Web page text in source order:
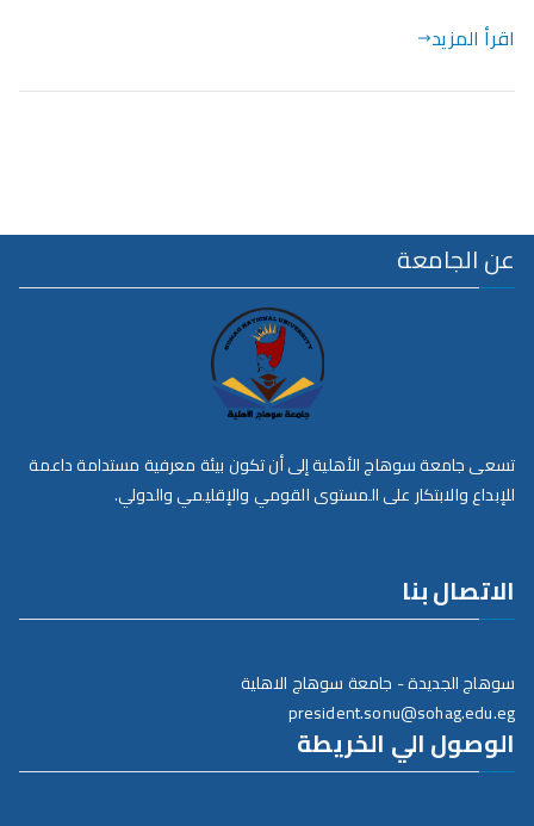
اقرأ المزيد
عن الجامعة
تسعى جامعة سوهاج الأهلية إلى أن تكون بيئة معرفية مستدامة داعمة
للإبداع والابتكار على المستوى القومي والإقليمي والدولي.
الاتصال بنا
سوهاج الجديدة - جامعة سوهاج الاهلية
president.sonu@sohag.edu.eg
الوصول الي الخريطة